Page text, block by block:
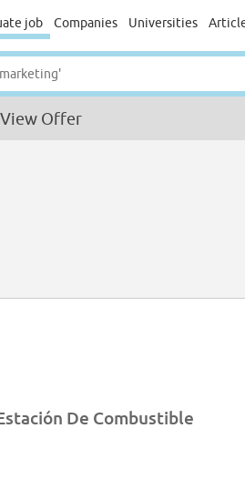
job Companies Universities
View Offer
De Combustible